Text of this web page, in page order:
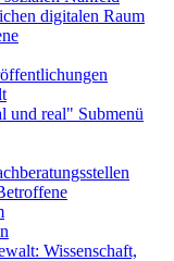
digitalen Raum
und real" Submenü
Wissenschaft,